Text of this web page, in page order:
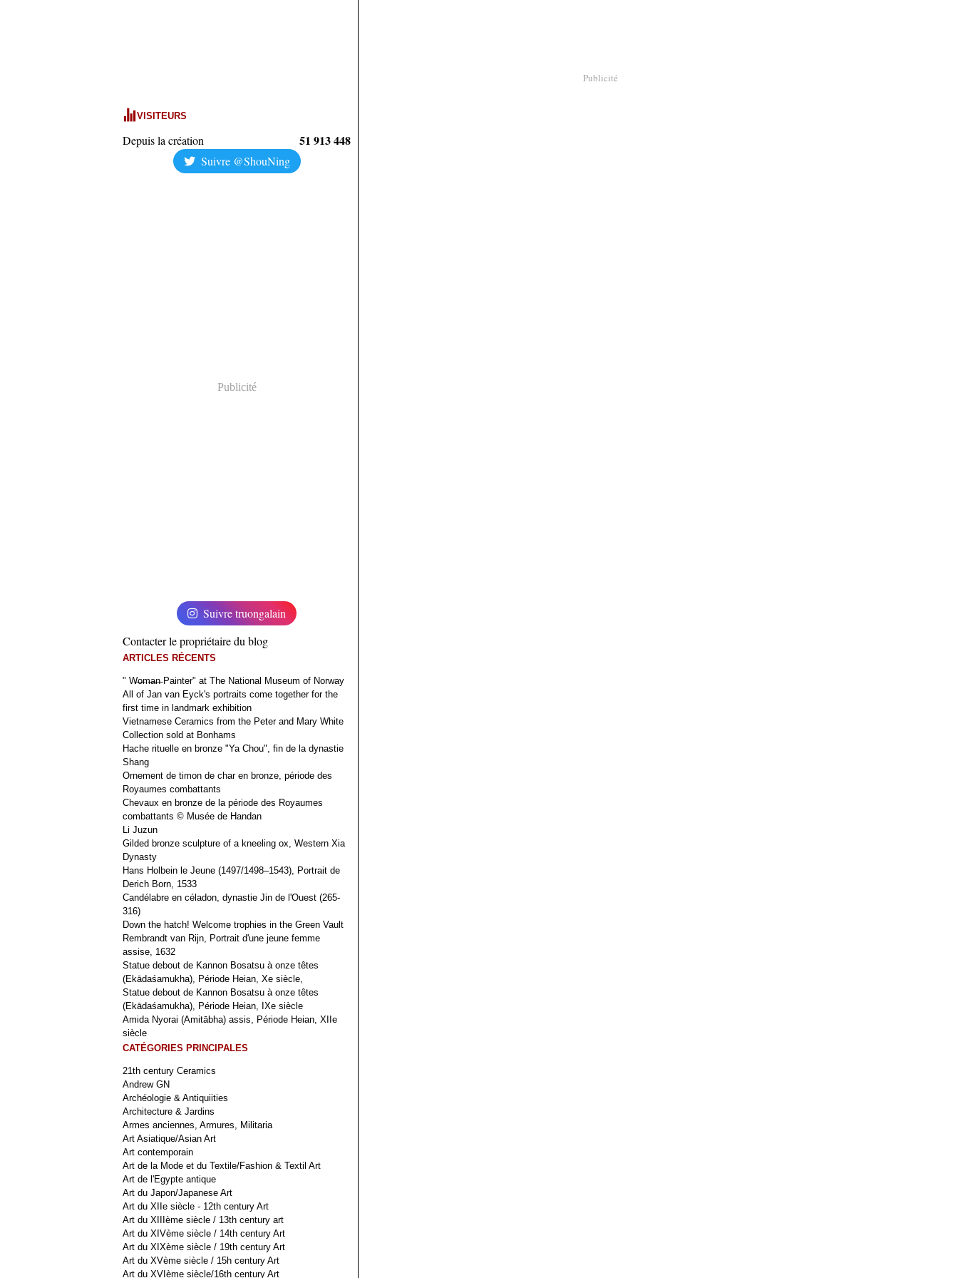
VISITEURS
Depuis la création 51 913 448
Suivre @ShouNing
Publicité
Suivre truongalain
Contacter le propriétaire du blog
ARTICLES RÉCENTS
" W̶o̶m̶a̶n̶ Painter" at The National Museum of Norway
All of Jan van Eyck's portraits come together for the
first time in landmark exhibition
Vietnamese Ceramics from the Peter and Mary White
Collection sold at Bonhams
Hache rituelle en bronze "Ya Chou", fin de la dynastie
Shang
Ornement de timon de char en bronze, période des
Royaumes combattants
Chevaux en bronze de la période des Royaumes
combattants © Musée de Handan
Li Juzun
Gilded bronze sculpture of a kneeling ox, Western Xia
Dynasty
Hans Holbein le Jeune (1497/1498–1543), Portrait de
Derich Born, 1533
Candélabre en céladon, dynastie Jin de l'Ouest (265-
316)
Down the hatch! Welcome trophies in the Green Vault
Rembrandt van Rijn, Portrait d'une jeune femme
assise, 1632
Statue debout de Kannon Bosatsu à onze têtes
(Ekādaśamukha), Période Heian, Xe siècle,
Statue debout de Kannon Bosatsu à onze têtes
(Ekādaśamukha), Période Heian, IXe siècle
Amida Nyorai (Amitābha) assis, Période Heian, XIIe
siècle
CATÉGORIES PRINCIPALES
21th century Ceramics
Andrew GN
Archéologie & Antiquiities
Architecture & Jardins
Armes anciennes, Armures, Militaria
Art Asiatique/Asian Art
Art contemporain
Art de la Mode et du Textile/Fashion & Textil Art
Art de l'Egypte antique
Art du Japon/Japanese Art
Art du XIIe siècle - 12th century Art
Art du XIIIème siècle / 13th century art
Art du XIVème siècle / 14th century Art
Art du XIXème siècle / 19th century Art
Art du XVème siècle / 15h century Art
Art du XVIème siècle/16th century Art
Publicité